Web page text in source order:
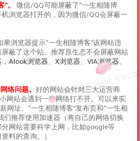
”。 微信/QQ可能屏蔽了“一生相随博
浏览器打开的，因为微信/QQ会屏蔽一
果浏览器提示“一生相随博客”该网站违
蔽了这个站。推荐原生态不会屏蔽网站
Alook浏览器、 X浏览器、 VIA浏览器、
络问题。 好的网站会针对三大运营商
网站会遇到一些网络打不开。可以来驼
网址、“一生相随博客”发布页和“一生相
们推荐使用加速器（将自己的网络切换
网站需要科学上网，比如google等
料的查询。）